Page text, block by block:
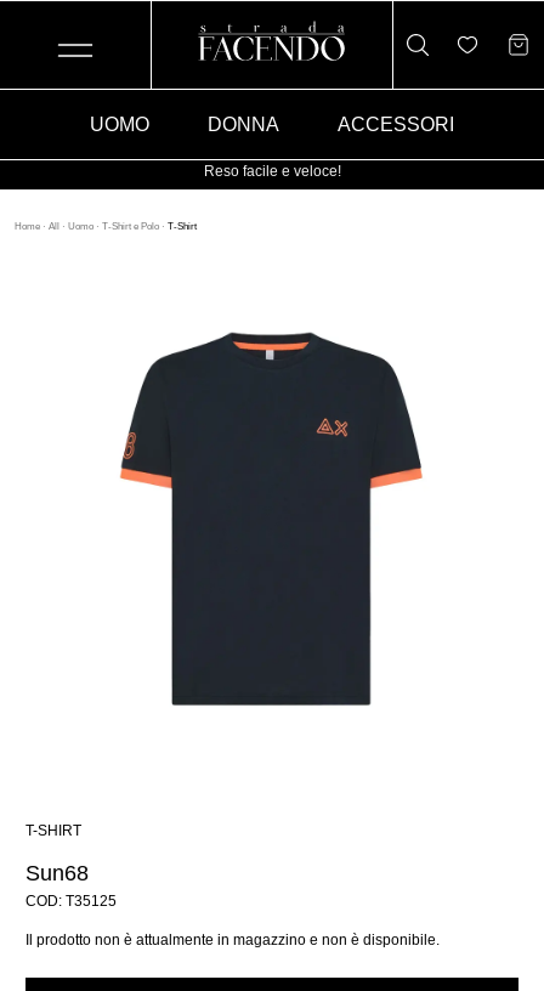
UOMO DONNA ACCESSORI
Reso facile e veloce!
Home · All · Uomo · T-Shirt e Polo · T-Shirt
T-SHIRT
Sun68
COD: T35125
Il prodotto non è attualmente in magazzino e non è disponibile.